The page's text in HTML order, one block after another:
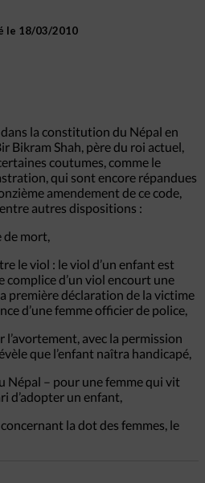
le 18/03/2010
la constitution du Népal en
Bikram Shah, père du roi actuel,
coutumes, comme le
qui sont encore répandues
amendement de ce code,
autres dispositions :
de mort,
le viol : le viol d’un enfant est
complice d’un viol encourt une
première déclaration de la victime
d’une femme officier de police,
avec la permission
que l’enfant naîtra handicapé,
Népal – pour une femme qui vit
d’adopter un enfant,
la dot des femmes, le